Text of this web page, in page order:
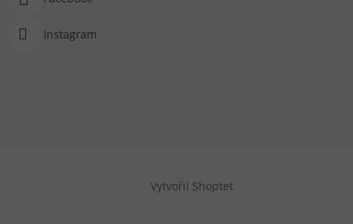
Instagram
Vytvořil Shoptet